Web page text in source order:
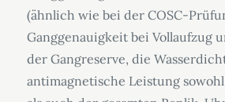
(ähnlich wie bei der COSC-
Ganggenauigkeit bei Vollaufzug
der Gangreserve, die
antimagnetische Leistung